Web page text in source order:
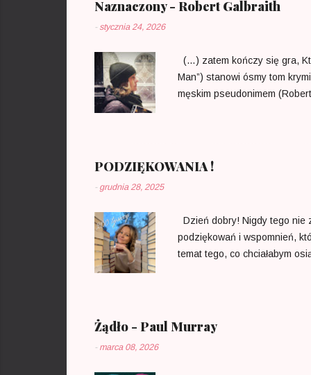
Naznaczony - Robert Galbraith
- stycznia 24, 2026
(…) zatem kończy się gra,
Man”) stanowi ósmy tom
męskim pseudonimem
tematyki budziło naprawdę
kolejnych odbiorców.
PODZIĘKOWANIA !
- grudnia 28, 2025
Dzień dobry! Nigdy tego nie
podziękowań i wspomnień,
temat tego, co chciałabym
pomyślałam o tym, czy ktoś
przyzwoitym poziomie. Z
jakieś wzruszające wsp...
Żądło - Paul Murray
- marca 08, 2026